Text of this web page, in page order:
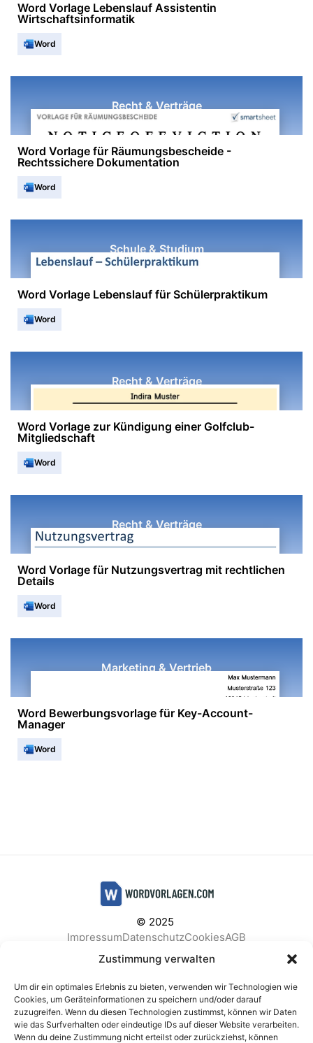
Zustimmung verwalten
Um dir ein optimales Erlebnis zu bieten, verwenden wir Technologien wie
Cookies, um Geräteinformationen zu speichern und/oder darauf
zuzugreifen. Wenn du diesen Technologien zustimmst, können wir Daten
wie das Surfverhalten oder eindeutige IDs auf dieser Website verarbeiten.
Wenn du deine Zustimmung nicht erteilst oder zurückziehst, können
Word Vorlage Lebenslauf Assistentin
Wirtschaftsinformatik
Word
Recht & Verträge
Word Vorlage für Räumungsbescheide -
Rechtssichere Dokumentation
Word
Schule & Studium
Word Vorlage Lebenslauf für Schülerpraktikum
Word
Recht & Verträge
Word Vorlage zur Kündigung einer Golfclub-
Mitgliedschaft
Word
Recht & Verträge
Word Vorlage für Nutzungsvertrag mit rechtlichen
Details
Word
Marketing & Vertrieb
Word Bewerbungsvorlage für Key-Account-
Manager
Word
© 2025
ImpressumDatenschutzCookiesAGB
Facebook
Instagram
BELIEBTE KATEGORIEN